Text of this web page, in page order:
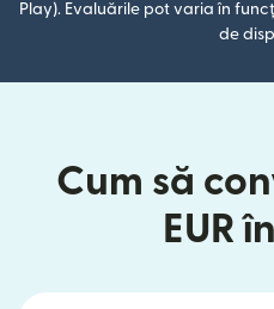
Play). Evaluările pot varia în
de
Cum să
EUR